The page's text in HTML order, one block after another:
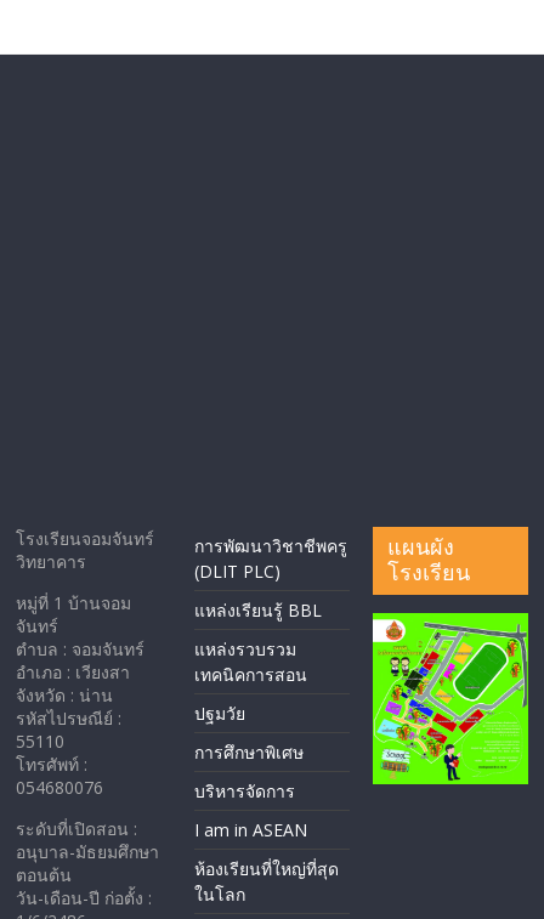
โรงเรียนจอมจันทร์
วิทยาคาร
หมู่ที่ 1 บ้านจอม
จันทร์
ตำบล : จอมจันทร์
อำเภอ : เวียงสา
จังหวัด : น่าน
รหัสไปรษณีย์ :
55110
โทรศัพท์ :
054680076
ระดับที่เปิดสอน :
อนุบาล-มัธยมศึกษา
ตอนต้น
วัน-เดือน-ปี ก่อตั้ง :
การพัฒนาวิชาชีพครู
(DLIT PLC)
แหล่งเรียนรู้ BBL
แหล่งรวบรวม
เทคนิคการสอน
ปฐมวัย
การศึกษาพิเศษ
บริหารจัดการ
I am in ASEAN
ห้องเรียนที่ใหญ่ที่สุด
ในโลก
แผนผัง
โรงเรียน